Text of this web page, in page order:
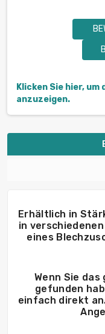
Klicken Sie hier,
anzuzeigen.
Erhältlich in
in
eines
Wenn Sie
gefunden
einfach direkt